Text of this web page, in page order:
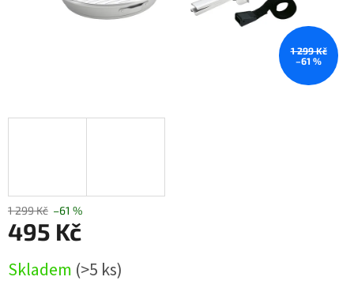
1 299 Kč
–61 %
1 299 Kč –61 %
495 Kč
cena:
Skladem (>5 ks)